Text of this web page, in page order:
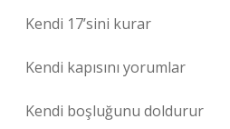
Kendi 17’sini kurar
Kendi kapısını yorumlar
Kendi boşluğunu doldurur